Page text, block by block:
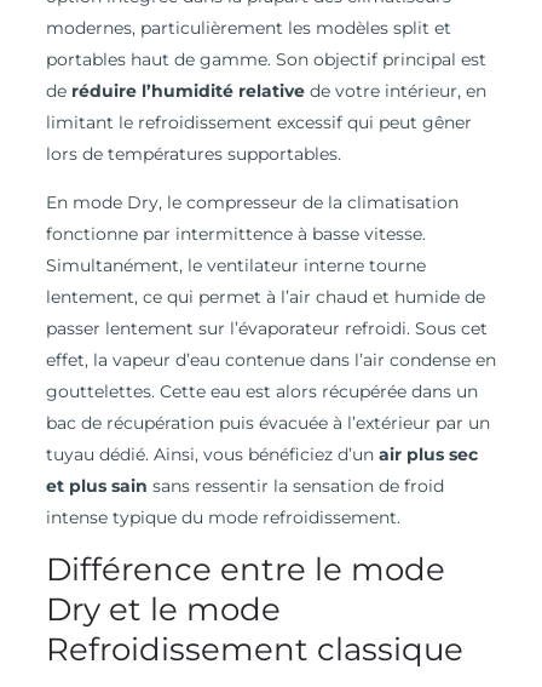
modernes, particulièrement les modèles split et
portables haut de gamme. Son objectif principal est
de réduire l’humidité relativede votre intérieur, en
limitant le refroidissement excessif qui peut gêner
lors de températures supportables.
En mode Dry, le compresseur de la climatisation
fonctionne par intermittence à basse vitesse.
Simultanément, le ventilateur interne tourne
lentement, ce qui permet à l’air chaud et humide de
passer lentement sur l’évaporateur refroidi. Sous cet
effet, la vapeur d’eau contenue dans l’air condense en
gouttelettes. Cette eau est alors récupérée dans un
bac de récupération puis évacuée à l’extérieur par un
tuyau dédié. Ainsi, vous bénéficiez d’un air plus sec
et plus sain sans ressentir la sensation de froid
intense typique du mode refroidissement.
Différence entre le mode
Dry et le mode
Refroidissement classique